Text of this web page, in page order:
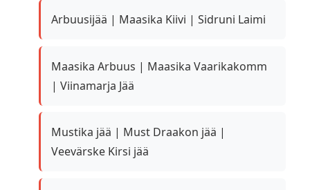
Arbuusijää | Maasika Kiivi | Sidruni Laimi
Maasika Arbuus | Maasika Vaarikakomm
| Viinamarja Jää
Mustika jää | Must Draakon jää |
Veevärske Kirsi jää